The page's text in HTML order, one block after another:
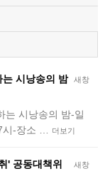
새창
시낭송의 밤
는 시낭송의 밤​-일
시​-장소 …
더보기
새창
' 공동대책위